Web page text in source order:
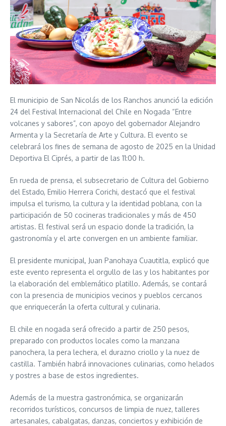
El municipio de San Nicolás de los Ranchos anunció la edición
24 del Festival Internacional del Chile en Nogada “Entre
volcanes y sabores”, con apoyo del gobernador Alejandro
Armenta y la Secretaría de Arte y Cultura. El evento se
celebrará los fines de semana de agosto de 2025 en la Unidad
Deportiva El Ciprés, a partir de las 11:00 h.
En rueda de prensa, el subsecretario de Cultura del Gobierno
del Estado, Emilio Herrera Corichi, destacó que el festival
impulsa el turismo, la cultura y la identidad poblana, con la
participación de 50 cocineras tradicionales y más de 450
artistas. El festival será un espacio donde la tradición, la
gastronomía y el arte convergen en un ambiente familiar.
El presidente municipal, Juan Panohaya Cuautitla, explicó que
este evento representa el orgullo de las y los habitantes por
la elaboración del emblemático platillo. Además, se contará
con la presencia de municipios vecinos y pueblos cercanos
que enriquecerán la oferta cultural y culinaria.
El chile en nogada será ofrecido a partir de 250 pesos,
preparado con productos locales como la manzana
panochera, la pera lechera, el durazno criollo y la nuez de
castilla. También habrá innovaciones culinarias, como helados
y postres a base de estos ingredientes.
Además de la muestra gastronómica, se organizarán
recorridos turísticos, concursos de limpia de nuez, talleres
artesanales, cabalgatas, danzas, conciertos y exhibición de